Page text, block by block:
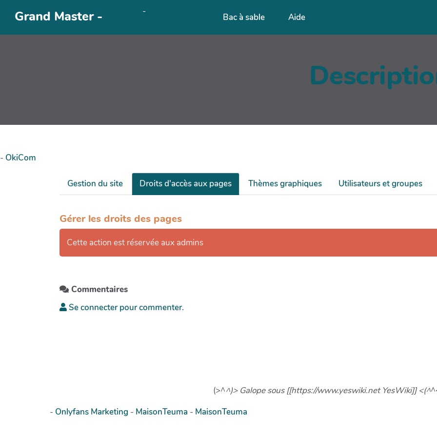
Aller au contenu principal
Grand Master -
-
Bac à sable Aide
- OkiCom
Gestion du site Droits d'accès aux pages Thèmes graphiques Utilisateurs et groupes
Gérer les droits des pages
Cette action est réservée aux admins
Commentaires
Se connecter pour commenter.
(>^^)> Galope sous [[https://www.yeswiki.net YesWiki]] <(^
- Onlyfans Marketing - MaisonTeuma - MaisonTeuma